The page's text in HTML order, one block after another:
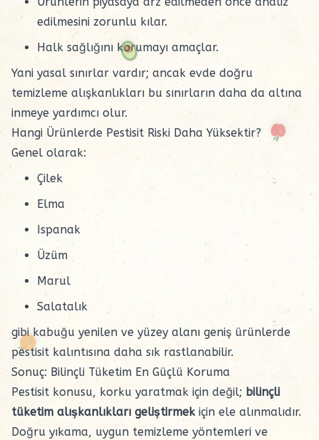
edilmesini zorunlu kılar.
Halk sağlığını korumayı amaçlar.
Yani yasal sınırlar vardır; ancak evde doğru
temizleme alışkanlıkları bu sınırların daha da altına
inmeye yardımcı olur.
Hangi Ürünlerde Pestisit Riski Daha Yüksektir?
Genel olarak:
Çilek
Elma
Ispanak
Üzüm
Marul
Salatalık
gibi kabuğu yenilen ve yüzey alanı geniş ürünlerde
pestisit kalıntısına daha sık rastlanabilir.
Sonuç: Bilinçli Tüketim En Güçlü Koruma
Pestisit konusu, korku yaratmak için değil; bilinçli
tüketim alışkanlıkları geliştirmek için ele alınmalıdır.
Doğru yıkama, uygun temizleme yöntemleri ve